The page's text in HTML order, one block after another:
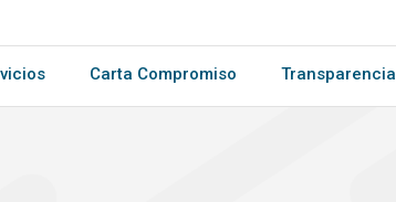
Carta Compromiso Transparencia